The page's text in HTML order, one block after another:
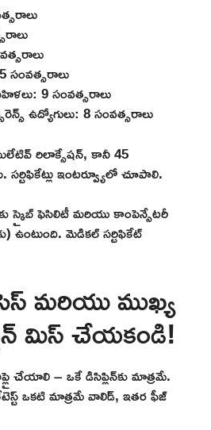
సంవత్సరాలు
9 సంవత్సరాలు
ఉద్యోగులు: 8 సంవత్సరాలు
రిలాక్సేషన్, కానీ 45
ఇంటర్వ్యూలో చూపాలి.
స్క్రైబ్ ఫెసిలిటీ మరియు కాంపెన్సేటరీ
ఉంటుంది. మెడికల్ సర్టిఫికేట్
మరియు ముఖ్య
మిస్ చేయకండి!
చేయాలి – ఒకే డిసిప్లిన్‌కు మాత్రమే.
లేటెస్ట్ ఒకటి మాత్రమే వాలిడ్, ఇతర ఫీజ్